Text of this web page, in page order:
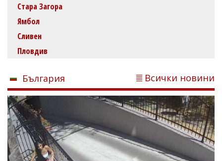
Стара Загора
Ямбол
Сливен
Пловдив
България Всички новини